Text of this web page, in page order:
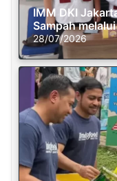
IMM DKI
Sampah
28/07/2026